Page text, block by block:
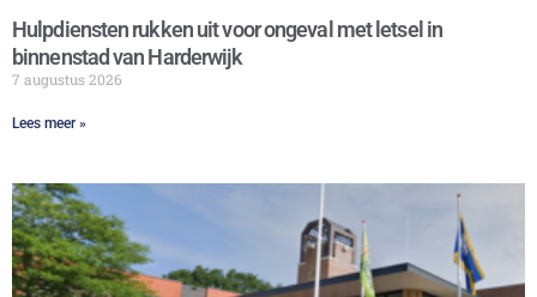
Hulpdiensten rukken uit voor ongeval met letsel in
binnenstad van Harderwijk
7 augustus 2026
Lees meer »